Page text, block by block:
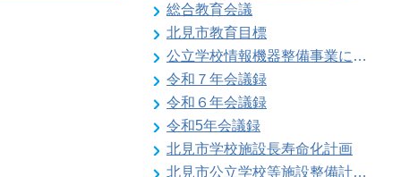
総合教育会議
北見市教育目標
公立学校情報機器整備事業に係る各種計画の策定
令和７年会議録
令和６年会議録
令和5年会議録
北見市学校施設長寿命化計画
北見市公立学校等施設整備計画のお知らせ